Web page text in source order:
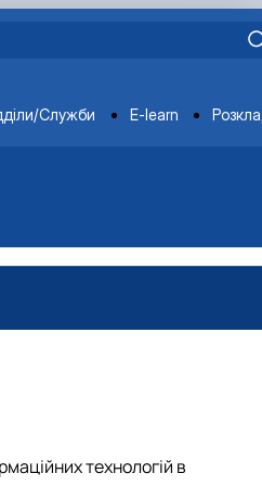
Служби E-learn
технологій в